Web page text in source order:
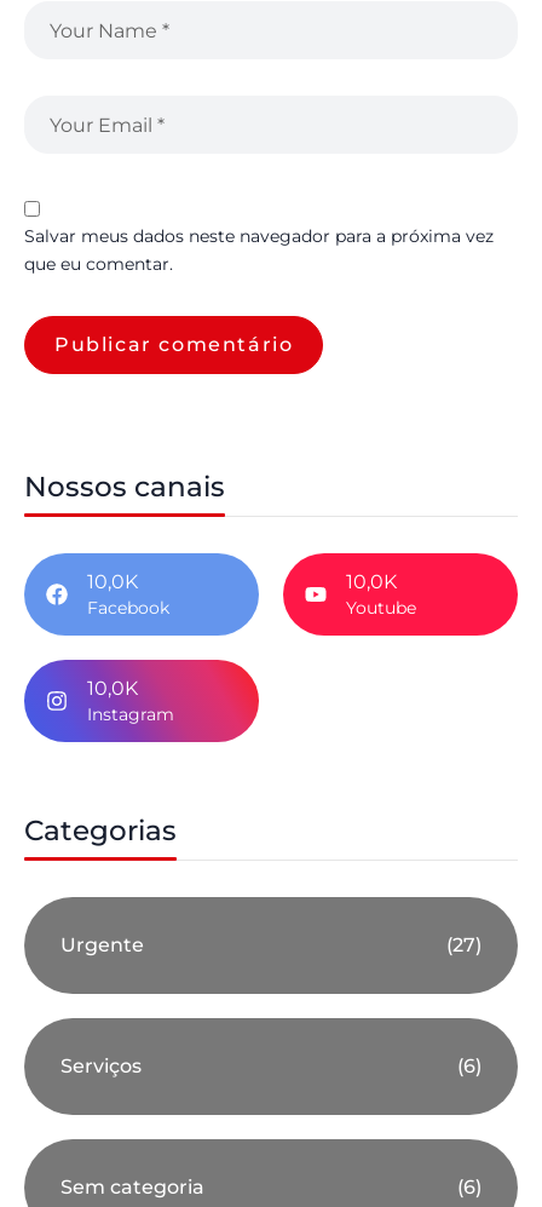
Salvar meus dados neste navegador para a próxima vez
que eu comentar.
Nossos canais
10,0K
Facebook
10,0K
Youtube
10,0K
Instagram
Categorias
Urgente (27)
Serviços (6)
Sem categoria (6)